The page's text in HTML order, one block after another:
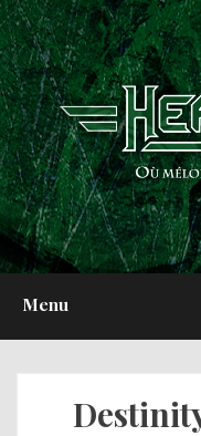
Menu
ACCUEIL
NEWS
CHRONIQUES
INTERVIEWS
REPORTS
A PROPOS